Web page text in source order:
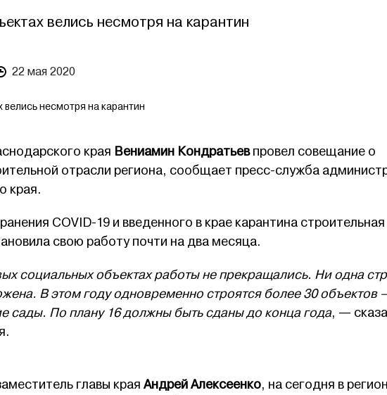
велись несмотря на карантин
22 мая 2020
несмотря на карантин
края Вениамин Кондратьевпровел совещание о
отрасли региона, сообщает пресс-служба
края.
COVID-19 и введенного в крае карантина строительная
свою работу почти на два месяца.
социальных объектах работы не прекращались. Ни одна
В этом году одновременно строятся более 30 объектов
сады. По плану 16 должны быть сданы до конца года, —
главы края Андрей Алексеенко, на сегодня в